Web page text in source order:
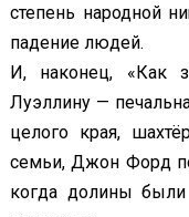
степень народной
падение людей.
И, наконец, «Как
Луэллину —
целого края,
семьи, Джон Форд
когда долины